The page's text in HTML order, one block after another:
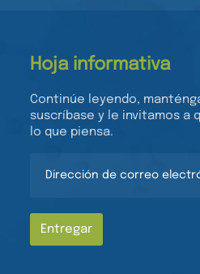
Hoja informativa
Continúe leyendo,
suscríbase y le invitamos a
lo que piensa.
Entregar